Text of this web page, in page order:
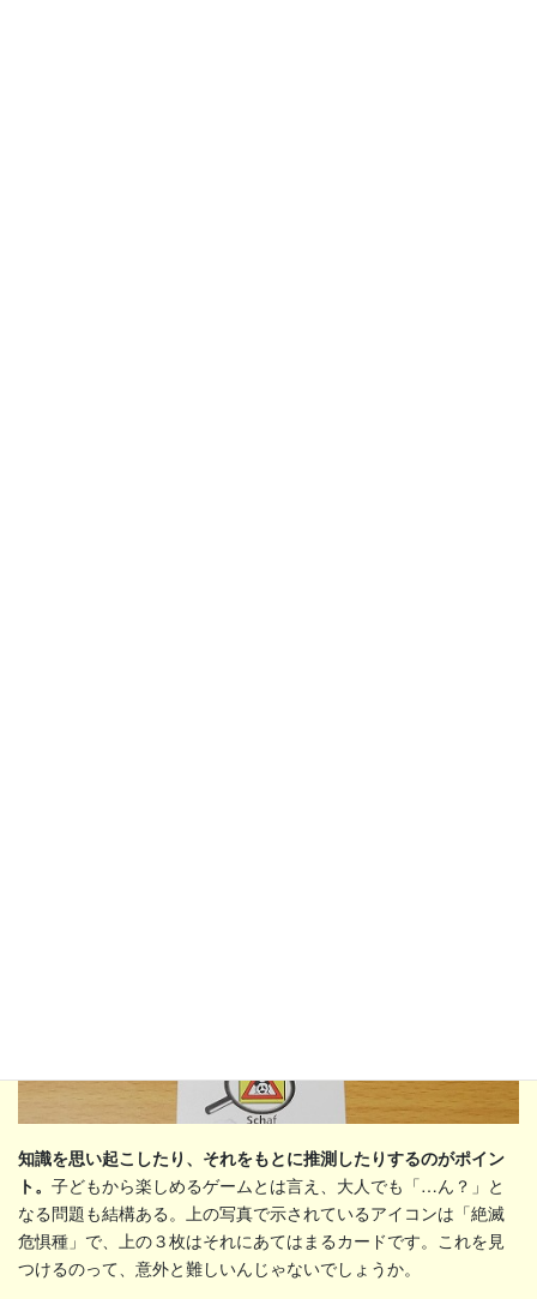
知識を思い起こしたり、それをもとに推測したりするのがポイン
ト。 子どもから楽しめるゲームとは言え、大人でも「…ん？」と
なる問題も結構ある。上の写真で示されているアイコンは「絶滅
危惧種」で、上の３枚はそれにあてはまるカードです。これを見
つけるのって、意外と難しいんじゃないでしょうか。